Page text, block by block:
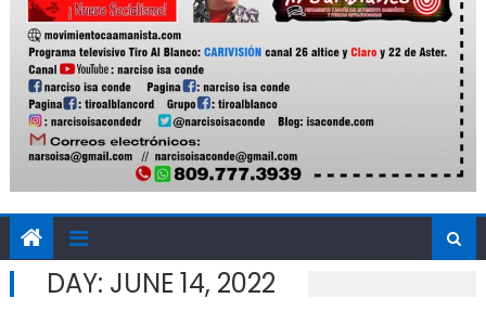
DAY: JUNE 14, 2022